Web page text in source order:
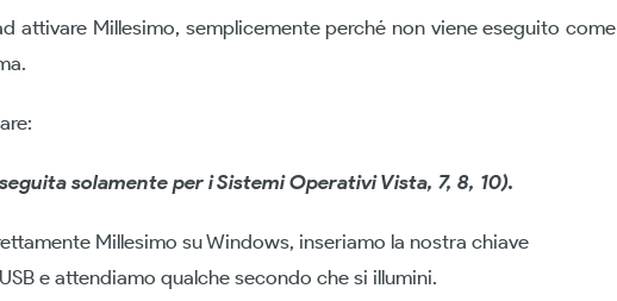
attivare Millesimo, semplicemente perché non viene eseguito come
solamente per i Sistemi Operativi Vista, 7, 8, 10).
Millesimo su Windows, inseriamo la nostra chiave
e attendiamo qualche secondo che si illumini.